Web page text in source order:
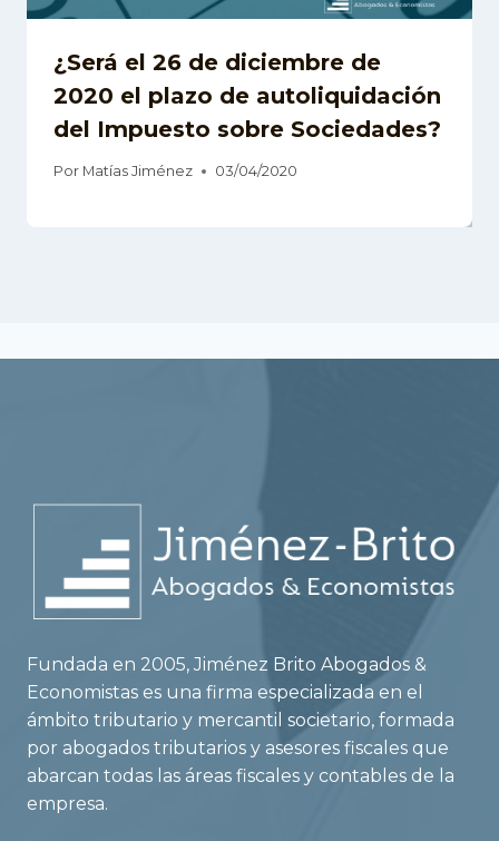
¿Será el 26 de diciembre de
2020 el plazo de autoliquidación
del Impuesto sobre Sociedades?
Por Matías Jiménez 03/04/2020
Fundada en 2005, Jiménez Brito Abogados &
Economistas es una firma especializada en el
ámbito tributario y mercantil societario, formada
por abogados tributarios y asesores fiscales que
abarcan todas las áreas fiscales y contables de la
empresa.